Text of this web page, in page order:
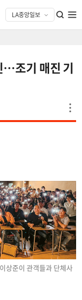
…조기 매진 기
상준이 관객들과 단체사